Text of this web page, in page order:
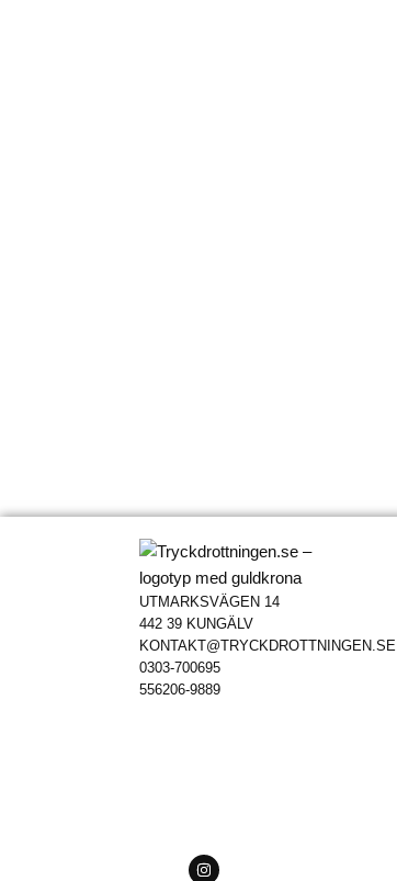
UTMARKSVÄGEN 14
442 39 KUNGÄLV
KONTAKT@TRYCKDROTTNINGEN.SE
0303-700695
556206-9889